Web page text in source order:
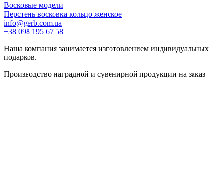
Восковые модели
Перстень восковка кольцо женское
info@gerb.com.ua
+38 098 195 67 58
Наша компания занимается изготовлением индивидуальных
подарков.
Производство наградной и сувенирной продукции на заказ